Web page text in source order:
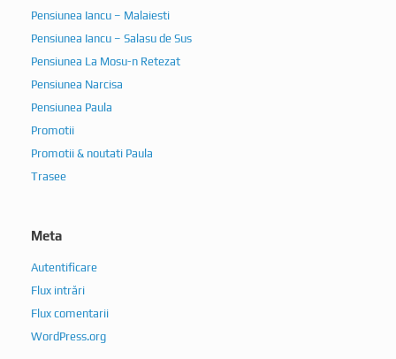
Pensiunea Iancu – Malaiesti
Pensiunea Iancu – Salasu de Sus
Pensiunea La Mosu-n Retezat
Pensiunea Narcisa
Pensiunea Paula
Promotii
Promotii & noutati Paula
Trasee
Meta
Autentificare
Flux intrări
Flux comentarii
WordPress.org